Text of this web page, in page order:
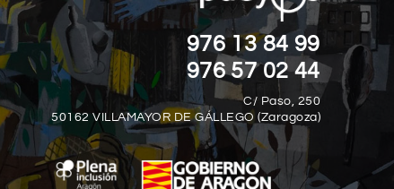
Nick Vujicic
976 13 84 99
976 57 02 44
C/ Paso, 250
50162 VILLAMAYOR DE GÁLLEGO (Zaragoza)